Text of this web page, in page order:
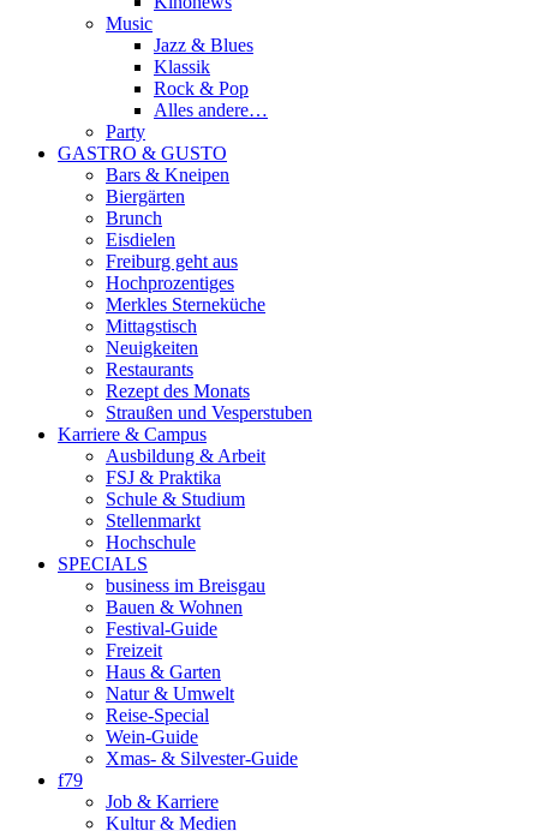
Music
Jazz & Blues
Klassik
Rock & Pop
Alles andere…
Party
GASTRO & GUSTO
Bars & Kneipen
Biergärten
Brunch
Eisdielen
Freiburg geht aus
Hochprozentiges
Merkles Sterneküche
Mittagstisch
Neuigkeiten
Restaurants
Rezept des Monats
Straußen und Vesperstuben
Karriere & Campus
Ausbildung & Arbeit
FSJ & Praktika
Schule & Studium
Stellenmarkt
Hochschule
SPECIALS
business im Breisgau
Bauen & Wohnen
Festival-Guide
Freizeit
Haus & Garten
Natur & Umwelt
Reise-Special
Wein-Guide
Xmas- & Silvester-Guide
f79
Job & Karriere
Kultur & Medien